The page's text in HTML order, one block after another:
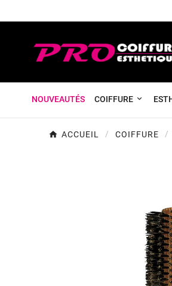
NOUVEAUTÉS COIFFURE
ACCUEIL COIFFURE